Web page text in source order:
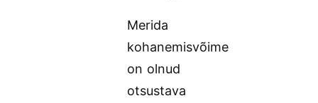
Merida
kohanemisvõime
on olnud
otsustava